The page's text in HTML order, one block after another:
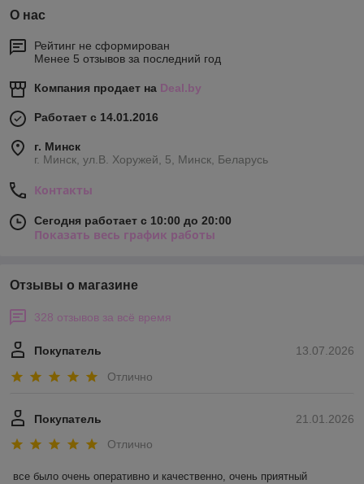
О нас
Рейтинг не сформирован
Менее 5 отзывов за последний год
Компания продает на Deal.by
Работает с 14.01.2016
г. Минск
г. Минск, ул.В. Хоружей, 5, Минск, Беларусь
Контакты
Сегодня работает с 10:00 до 20:00
Показать весь график работы
Отзывы о магазине
328 отзывов за всё время
13.07.2026
Покупатель
Отлично
21.01.2026
Покупатель
Отлично
все было очень оперативно и качественно, очень приятный